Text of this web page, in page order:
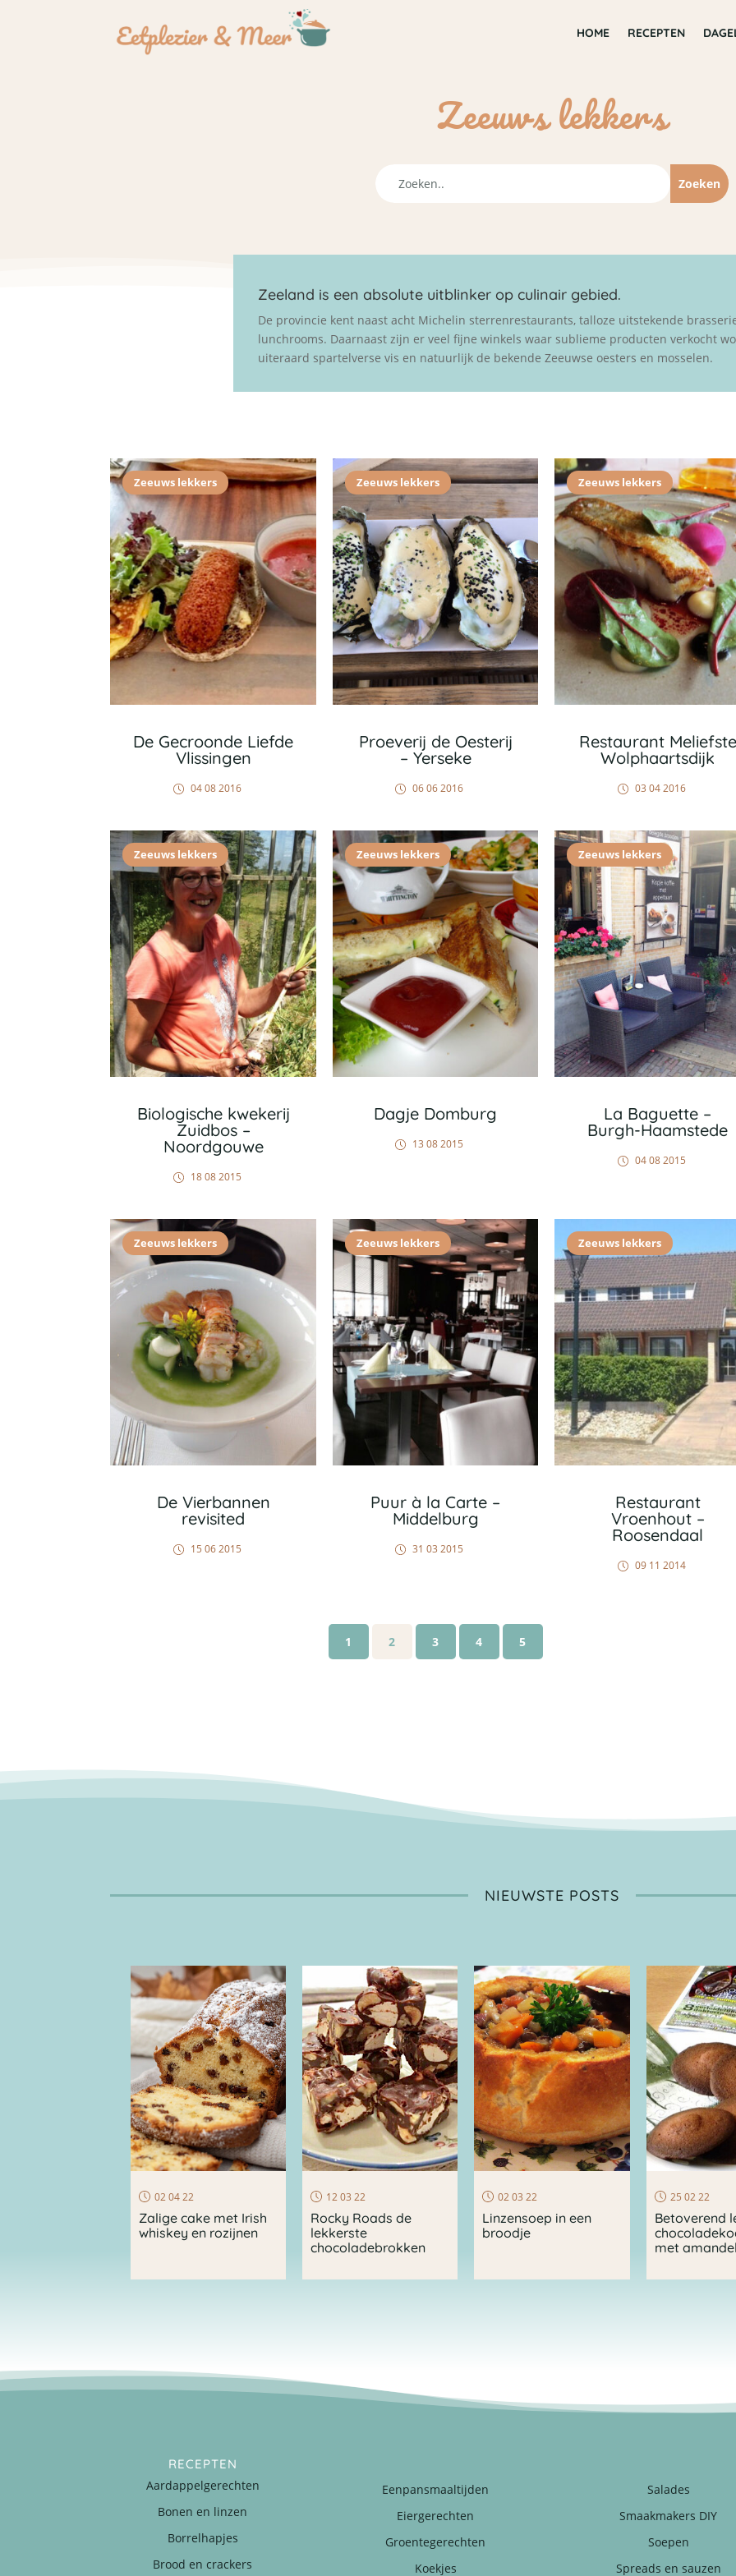
HOME RECEPTEN
Zeeuws lekkers
Zeeland is een absolute uitblinker op culinair gebied.
De provincie kent naast acht Michelin sterrenrestaurants, talloze uitstekende
lunchrooms. Daarnaast zijn er veel fijne winkels waar sublieme producten verkocht
uiteraard spartelverse vis en natuurlijk de bekende Zeeuwse oesters en mosselen.
Zeeuws lekkers
De Gecroonde Liefde
Vlissingen
04 08 2016
Zeeuws lekkers
Proeverij de Oesterij
– Yerseke
06 06 2016
Zeeuws lekkers
Restaurant Meliefste
Wolphaartsdijk
03 04 2016
Zeeuws lekkers
Biologische kwekerij
Zuidbos –
Noordgouwe
18 08 2015
Zeeuws lekkers
Dagje Domburg
13 08 2015
Zeeuws lekkers
La Baguette –
Burgh-Haamstede
04 08 2015
Zeeuws lekkers
De Vierbannen
revisited
15 06 2015
Zeeuws lekkers
Puur à la Carte –
Middelburg
31 03 2015
Zeeuws lekkers
Restaurant
Vroenhout –
Roosendaal
09 11 2014
1 2 3 4 5
NIEUWSTE POSTS
02 04 22
Zalige cake met Irish
whiskey en rozijnen
12 03 22
Rocky Roads de
lekkerste
chocoladebrokken
02 03 22
Linzensoep in een
broodje
25 02 22
Betoverend
met
RECEPTEN
Aardappelgerechten
Bonen en linzen
Borrelhapjes
Brood en crackers
Eenpansmaaltijden
Eiergerechten
Groentegerechten
Koekjes
Salades
Smaakmakers DIY
Soepen
Spreads en sauzen